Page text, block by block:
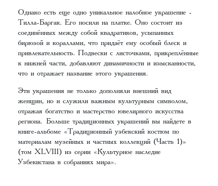
Однако есть еще одно уникальное налобное украшение -
Тилла-Баргак. Его носили на платке. Оно состоит из
соединённых между собой квадратиков, усыпанных
бирюзой и кораллами, что придаёт ему особый блеск и
привлекательность. Подвески с листочками, прикреплённые
к нижней части, добавляют динамичности и изысканности,
что и отражает название этого украшения.
Эти украшения не только дополняли внешний вид
женщин, но и служили важным культурным символом,
отражая богатство и мастерство ювелирного искусства
региона. Больше традиционных украшений вы найдете в
книге-альбоме «Традиционный узбекский костюм по
материалам музейных и частных коллекций (Часть 1)»
(том XLVIII) из серии «Культурное наследие
Узбекистана в собраниях мира».